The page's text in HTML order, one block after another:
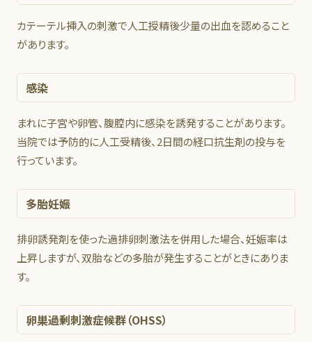
カテーテル挿入の刺激で人工授精後少量の出血を認めること
があります。
感染
まれに子宮や卵管、腹腔内に感染を誘発することがあります。
当院では予防的に人工受精後、2日間の経口抗生剤の投与を
行っています。
多胎妊娠
排卵誘発剤を使った過排卵刺激法を併用した場合、妊娠率は
上昇しますが、双胎などの多胎が発生することがときにありま
す。
卵巣過剰刺激症候群（OHSS）